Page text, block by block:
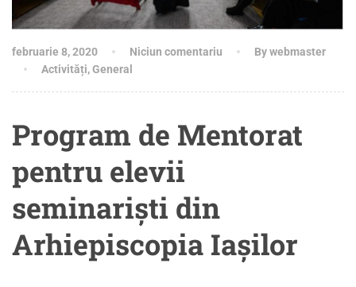
februarie 8, 2020 Niciun comentariu
By webmaster
Activități,General
Program de Mentorat
pentru elevii
seminariști din
Arhiepiscopia Iașilor